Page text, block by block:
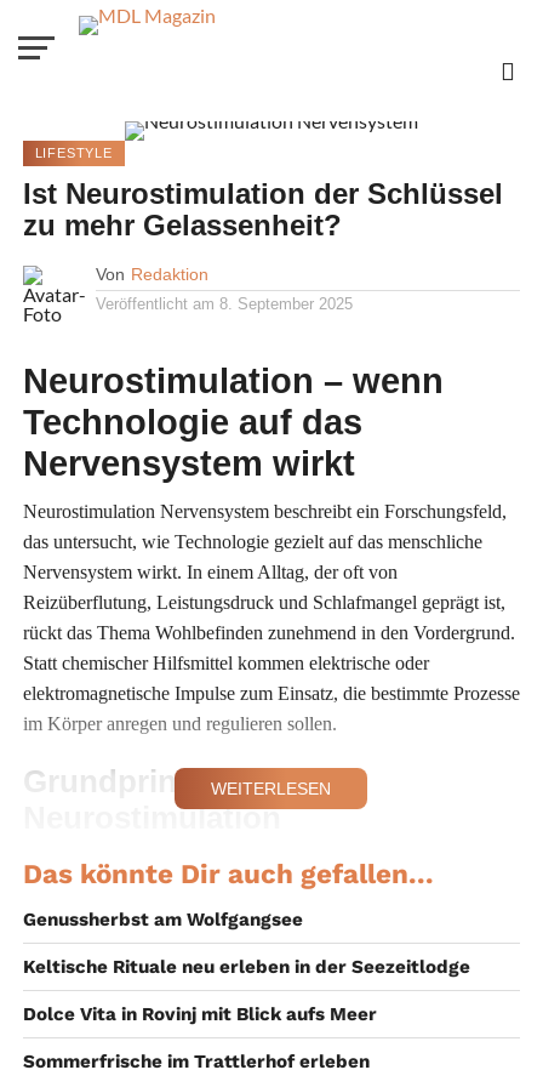
LIFESTYLE
Ist Neurostimulation der Schlüssel
zu mehr Gelassenheit?
Von Redaktion
Veröffentlicht am 8. September 2025
Neurostimulation – wenn
Technologie auf das
Nervensystem wirkt
Neurostimulation Nervensystem beschreibt ein Forschungsfeld,
das untersucht, wie Technologie gezielt auf das menschliche
Nervensystem wirkt. In einem Alltag, der oft von
Reizüberflutung, Leistungsdruck und Schlafmangel geprägt ist,
rückt das Thema Wohlbefinden zunehmend in den Vordergrund.
Statt chemischer Hilfsmittel kommen elektrische oder
elektromagnetische Impulse zum Einsatz, die bestimmte Prozesse
im Körper anregen und regulieren sollen.
Grundprinzipien der
Neurostimulation
Im Zentrum steht die Idee, dass gezielte Reize auf das
Nervensystem wirken können. Wissenschaftliche
Untersuchungen befassen sich etwa mit der Anregung der
Dopamin, die eine Rolle für Stimmung, Konzentration und
Stressverarbeitung spielen. Ziel ist dabei weniger die
Behandlung von Erkrankungen als vielmehr die Unterstützung
von emotionaler Stabilität, mentaler
Klarheit und Entspannung
WEITERLESEN
Das könnte Dir auch gefallen...
Genussherbst am Wolfgangsee
Keltische Rituale neu erleben in der Seezeitlodge
Dolce Vita in Rovinj mit Blick aufs Meer
Sommerfrische im Trattlerhof erleben